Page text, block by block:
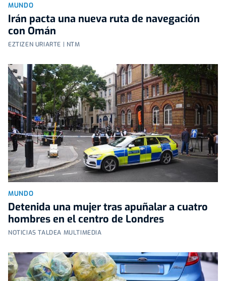
MUNDO
Irán pacta una nueva ruta de navegación
con Omán
EZTIZEN URIARTE | NTM
MUNDO
Detenida una mujer tras apuñalar a cuatro
hombres en el centro de Londres
NOTICIAS TALDEA MULTIMEDIA